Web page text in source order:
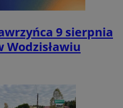
9 sierpnia
Wodzisławiu